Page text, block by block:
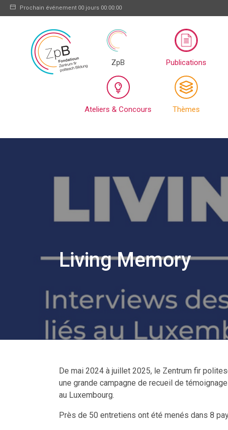
Prochain événement 00 jours 00:00:00
ZpB Publications
Ateliers & Concours Thèmes
Living Memory
De mai 2024 à juillet 2025, le Zentrum fir
une grande campagne de recueil de
au Luxembourg.
Près de 50 entretiens ont été menés dans 8